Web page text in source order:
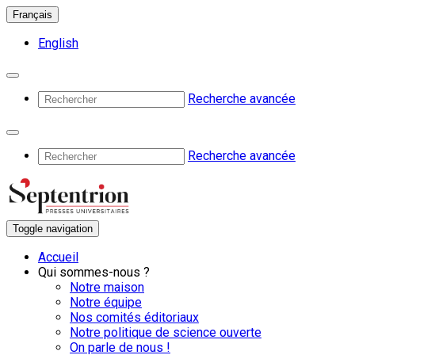
Français
English
Recherche avancée
Recherche avancée
Toggle navigation
Accueil
Qui sommes-nous ?
Notre maison
Notre équipe
Nos comités éditoriaux
Notre politique de science ouverte
On parle de nous !